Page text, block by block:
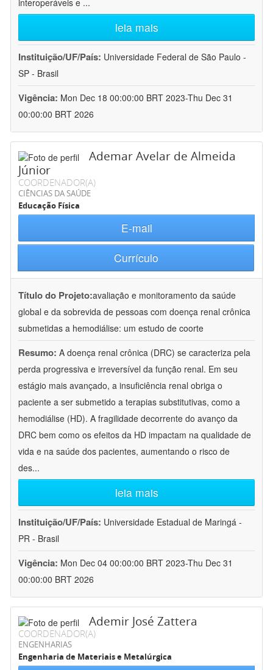
interoperáveis e ...
leia mais
Instituição/UF/País: Universidade Federal de São Paulo -
SP - Brasil
Vigência: Mon Dec 18 00:00:00 BRT 2023-Thu Dec 31
00:00:00 BRT 2026
Ademar Avelar de Almeida
Júnior
COORDENADOR(A)
CIÊNCIAS DA SAÚDE
Educação Física
E-mail
Currículo
Título do Projeto:avaliação e monitoramento da saúde
global e da sobrevida de pessoas com doença renal crônica
submetidas a hemodiálise: um estudo de coorte
Resumo: A doença renal crônica (DRC) se caracteriza pela
perda progressiva e irreversível da função renal. Em seu
estágio mais avançado, a insuficiência renal obriga o
paciente a ser submetido a terapias substitutivas, como a
hemodiálise (HD). A fragilidade decorrente do avanço da
DRC bem como os efeitos da HD impactam na qualidade de
vida e na saúde dos pacientes, aumentando o risco de
des...
leia mais
Instituição/UF/País: Universidade Estadual de Maringá -
PR - Brasil
Vigência: Mon Dec 04 00:00:00 BRT 2023-Thu Dec 31
00:00:00 BRT 2026
Ademir José Zattera
COORDENADOR(A)
ENGENHARIAS
Engenharia de Materiais e Metalúrgica